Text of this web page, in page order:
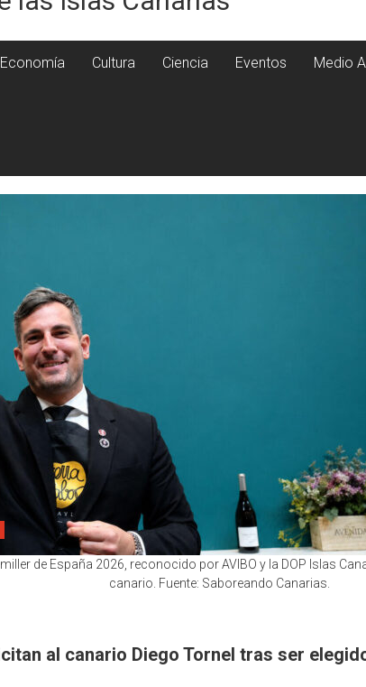
Economía Cultura Ciencia Eventos Medio
de España 2026, reconocido por AVIBO y la DOP Islas
canario. Fuente: Saboreando Canarias.
al canario Diego Tornel tras ser